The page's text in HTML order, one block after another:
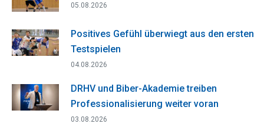
05.08.2026
Positives Gefühl überwiegt aus den ersten
Testspielen
04.08.2026
DRHV und Biber-Akademie treiben
Professionalisierung weiter voran
03.08.2026